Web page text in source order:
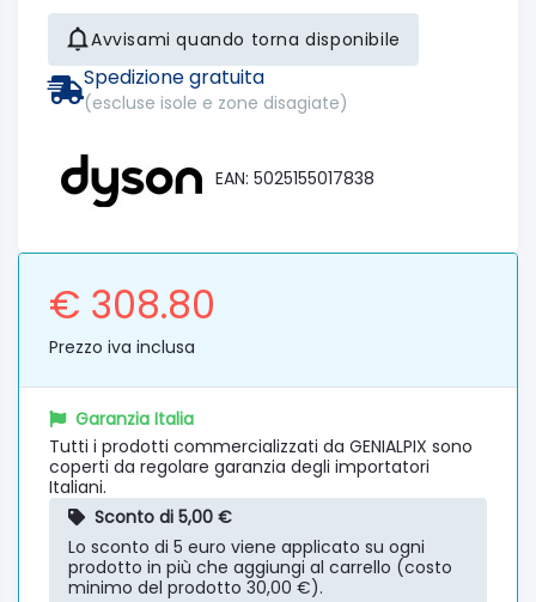
Avvisami quando torna disponibile
Spedizione gratuita
(escluse isole e zone disagiate)
EAN: 5025155017838
€ 308.80
Prezzo iva inclusa
Garanzia Italia
Tutti i prodotti commercializzati da GENIALPIX sono
coperti da regolare garanzia degli importatori
Italiani.
Sconto di 5,00 €
Lo sconto di 5 euro viene applicato su ogni
prodotto in più che aggiungi al carrello (costo
minimo del prodotto 30,00 €).